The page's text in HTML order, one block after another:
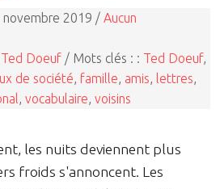
novembre 2019 / Aucun
Ted Doeuf / Mots clés : : Ted Doeuf,
de société famille amis lettres
vocabulaire voisins
les nuits deviennent plus
froids s'annoncent. Les